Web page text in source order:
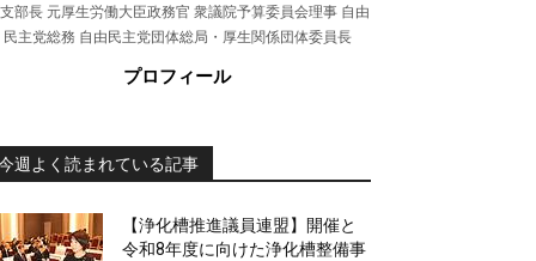
部長 元厚生労働大臣政務官 衆議院予算委員会理事 自由
民主党総務 自由民主党団体総局・厚生関係団体委員長
プロフィール
週よく読まれている記事
【浄化槽推進議員連盟】開催と
令和8年度に向けた浄化槽整備事